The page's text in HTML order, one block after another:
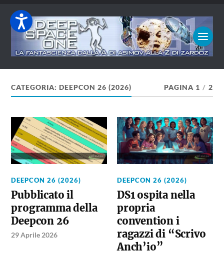
CATEGORIA:DEEPCON 26 (2026) PAGINA 1 / 2
DEEPCON 26 (2026)
Pubblicato il
programma della
Deepcon 26
29 Aprile 2026
DEEPCON 26 (2026)
DS1 ospita nella
propria
convention i
ragazzi di “Scrivo
Anch’io”